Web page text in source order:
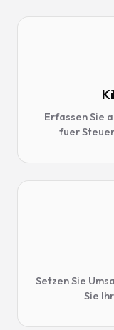
Erfassen Sie
fuer
Setzen Sie
Sie